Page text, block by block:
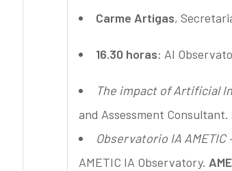
Carme Artigas,
16.30 horas: AI
The impact of Artificial
and Assessment Consultant.
Observatorio IA AMETIC
AMETIC IA Observatory.